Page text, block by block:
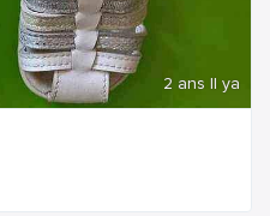
2 ans Il ya